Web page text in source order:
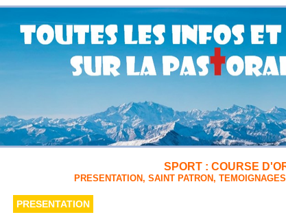
SPORT : COURSE
PRESENTATION, SAINT PATRON,
PRESENTATION